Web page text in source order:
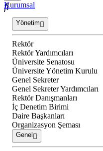
Kurumsal
Yönetim
Rektör
Rektör Yardımcıları
Üniversite Senatosu
Üniversite Yönetim Kurulu
Genel Sekreter
Genel Sekreter Yardımcıları
Rektör Danışmanları
İç Denetim Birimi
Daire Başkanları
Organizasyon Şeması
Genel